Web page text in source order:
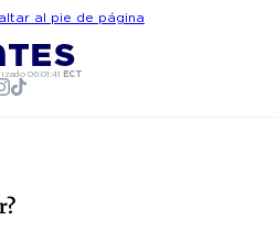
al pie de página
06:01:41 ECT